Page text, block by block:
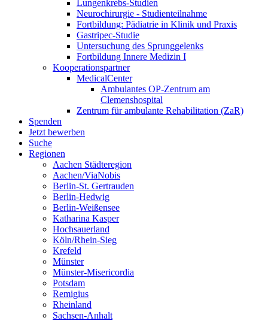
Lungenkrebs-Studien
Neurochirurgie - Studienteilnahme
Fortbildung: Pädiatrie in Klinik und Praxis
Gastripec-Studie
Untersuchung des Sprunggelenks
Fortbildung Innere Medizin I
Kooperationspartner
MedicalCenter
Ambulantes OP-Zentrum am
Clemenshospital
Zentrum für ambulante Rehabilitation (ZaR)
Spenden
Jetzt bewerben
Suche
Regionen
Aachen Städteregion
Aachen/ViaNobis
Berlin-St. Gertrauden
Berlin-Hedwig
Berlin-Weißensee
Katharina Kasper
Hochsauerland
Köln/Rhein-Sieg
Krefeld
Münster
Münster-Misericordia
Potsdam
Remigius
Rheinland
Sachsen-Anhalt